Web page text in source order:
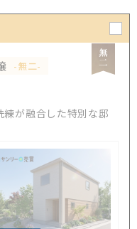
-無二-
が融合した特別な邸